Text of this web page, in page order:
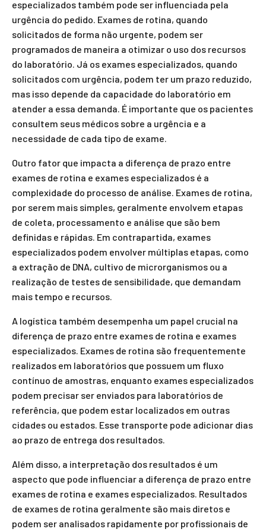
especializados também pode ser influenciada pela
urgência do pedido. Exames de rotina, quando
solicitados de forma não urgente, podem ser
programados de maneira a otimizar o uso dos recursos
do laboratório. Já os exames especializados, quando
solicitados com urgência, podem ter um prazo reduzido,
mas isso depende da capacidade do laboratório em
atender a essa demanda. É importante que os pacientes
consultem seus médicos sobre a urgência e a
necessidade de cada tipo de exame.
Outro fator que impacta a diferença de prazo entre
exames de rotina e exames especializados é a
complexidade do processo de análise. Exames de rotina,
por serem mais simples, geralmente envolvem etapas
de coleta, processamento e análise que são bem
definidas e rápidas. Em contrapartida, exames
especializados podem envolver múltiplas etapas, como
a extração de DNA, cultivo de microrganismos ou a
realização de testes de sensibilidade, que demandam
mais tempo e recursos.
A logística também desempenha um papel crucial na
diferença de prazo entre exames de rotina e exames
especializados. Exames de rotina são frequentemente
realizados em laboratórios que possuem um fluxo
contínuo de amostras, enquanto exames especializados
podem precisar ser enviados para laboratórios de
referência, que podem estar localizados em outras
cidades ou estados. Esse transporte pode adicionar dias
ao prazo de entrega dos resultados.
Além disso, a interpretação dos resultados é um
aspecto que pode influenciar a diferença de prazo entre
exames de rotina e exames especializados. Resultados
de exames de rotina geralmente são mais diretos e
podem ser analisados rapidamente por profissionais de